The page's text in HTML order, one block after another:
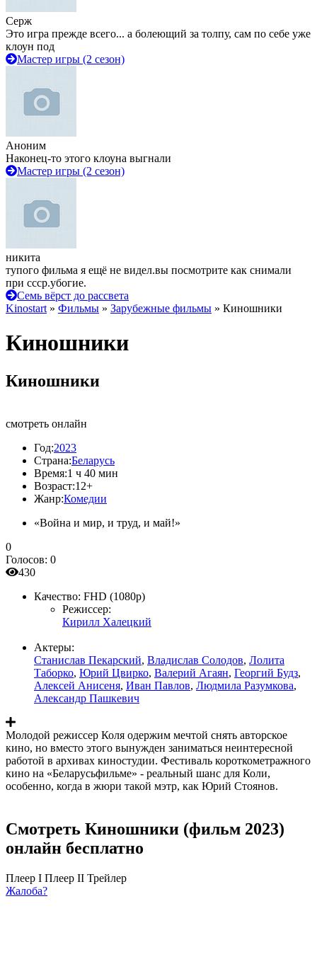
Серж
Это игра прежде всего... а болеющий за толпу, сам по себе уже
клоун под
Мастер игры (2 сезон)
Аноним
Наконец-то этого клоуна выгнали
Мастер игры (2 сезон)
никита
тупого фильма я ещё не видел.вы посмотрите как снимали
при ссср.убогие.
Семь вёрст до рассвета
Kinostart » Фильмы » Зарубежные фильмы » Киношники
Киношники
Киношники
смотреть онлайн
Год:2023
Страна:Беларусь
Время:1 ч 40 мин
Возраст:12+
Жанр:Комедии
«Война и мир, и труд, и май!»
0
Голосов: 0
430
Качество: FHD (1080p)
Режиссер:
Кирилл Халецкий
Актеры:
Станислав Пекарский, Владислав Солодов, Лолита
Таборко, Юрий Цвирко, Валерий Агаян, Георгий Будз,
Алексей Анисеня, Иван Павлов, Людмила Разумкова,
Александр Пашкевич
Молодой режиссер Коля одержим мечтой снять авторское
кино, но вместо этого вынужден заниматься неинтересной
работой в архивах киностудии. Фестиваль короткометражного
кино на «Беларусьфильме» - реальный шанс для Коли,
особенно, когда в жюри такой мэтр, как Юрий Стоянов.
Смотреть Киношники (фильм 2023)
онлайн бесплатно
Плеер I Плеер II Трейлер
Жалоба?